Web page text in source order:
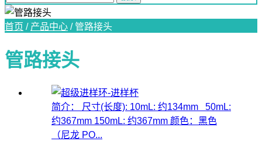
首页 / 产品中心 / 管路接头
管路接头
简介： 尺寸(长度): 10mL: 约134mm 50mL:
约367mm 150mL: 约367mm 颜色：黑色
（尼龙 PO...